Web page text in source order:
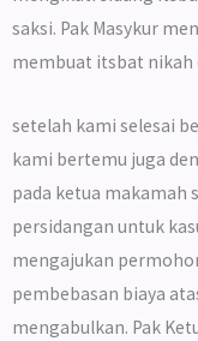
saksi. Pak Masykur
membuat itsbat nikah
setelah kami selesai
kami bertemu juga
pada ketua makamah
persidangan untuk
mengajukan
pembebasan biaya
mengabulkan. Pak